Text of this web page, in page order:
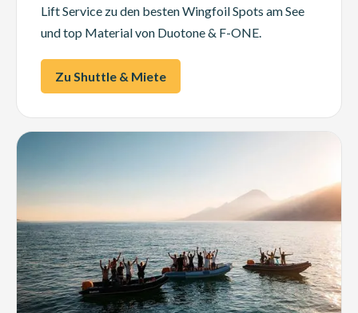
Lift Service zu den besten Wingfoil Spots am See
und top Material von Duotone & F-ONE.
Zu Shuttle & Miete